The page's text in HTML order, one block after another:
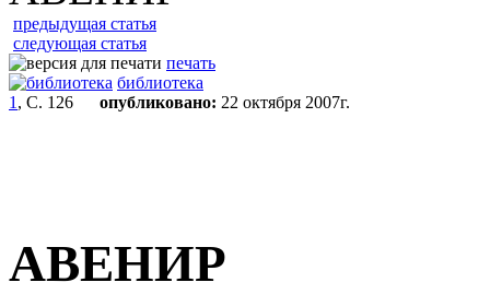
предыдущая статья
следующая статья
печать
библиотека
1 , С. 126 опубликовано: 22 октября 2007г.
АВЕНИР